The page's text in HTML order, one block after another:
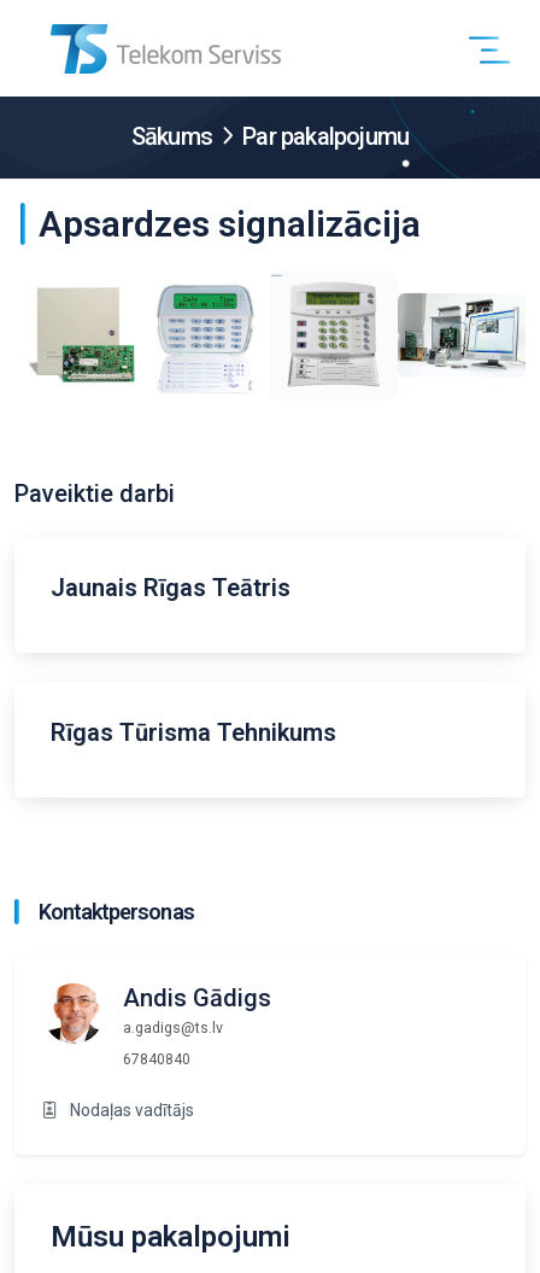
Sākums Par pakalpojumu
Apsardzes signalizācija
Paveiktie darbi
Jaunais Rīgas Teātris
Rīgas Tūrisma Tehnikums
Kontaktpersonas
Andis Gādigs
a.gadigs@ts.lv
67840840
Nodaļas vadītājs
Mūsu pakalpojumi